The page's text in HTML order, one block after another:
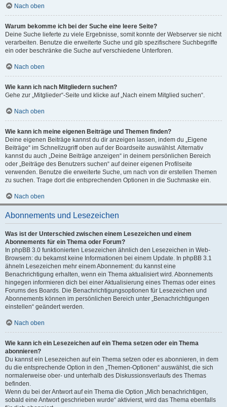
Nach oben
Warum bekomme ich bei der Suche eine leere Seite?
Deine Suche lieferte zu viele Ergebnisse, somit konnte der Webserver sie nicht
verarbeiten. Benutze die erweiterte Suche und gib spezifischere Suchbegriffe
ein oder beschränke die Suche auf verschiedene Unterforen.
Nach oben
Wie kann ich nach Mitgliedern suchen?
Gehe zur „Mitglieder“-Seite und klicke auf „Nach einem Mitglied suchen“.
Nach oben
Wie kann ich meine eigenen Beiträge und Themen finden?
Deine eigenen Beiträge kannst du dir anzeigen lassen, indem du „Eigene
Beiträge“ im Schnellzugriff oben auf der Boardseite auswählst. Alternativ
kannst du auch „Deine Beiträge anzeigen“ in deinem persönlichen Bereich
oder „Beiträge des Benutzers suchen“ auf deiner eigenen Profilseite
verwenden. Benutze die erweiterte Suche, um nach von dir erstellen Themen
zu suchen. Trage dort die entsprechenden Optionen in die Suchmaske ein.
Nach oben
Abonnements und Lesezeichen
Was ist der Unterschied zwischen einem Lesezeichen und einem
Abonnements für ein Thema oder Forum?
In phpBB 3.0 funktionierten Lesezeichen ähnlich den Lesezeichen in Web-
Browsern: du bekamst keine Informationen bei einem Update. In phpBB 3.1
ähneln Lesezeichen mehr einem Abonnement: du kannst eine
Benachrichtigung erhalten, wenn ein Thema aktualisiert wird. Abonnements
hingegen informieren dich bei einer Aktualisierung eines Themas oder eines
Forums des Boards. Die Benachrichtigungsoptionen für Lesezeichen und
Abonnements können im persönlichen Bereich unter „Benachrichtigungen
einstellen“ geändert werden.
Nach oben
Wie kann ich ein Lesezeichen auf ein Thema setzen oder ein Thema
abonnieren?
Du kannst ein Lesezeichen auf ein Thema setzen oder es abonnieren, in dem
du die entsprechende Option in den „Themen-Optionen“ auswählst, die sich
normalerweise ober- und unterhalb des Diskussionsverlaufs des Themas
befinden.
Wenn du bei der Antwort auf ein Thema die Option „Mich benachrichtigen,
sobald eine Antwort geschrieben wurde“ aktivierst, wird das Thema ebenfalls